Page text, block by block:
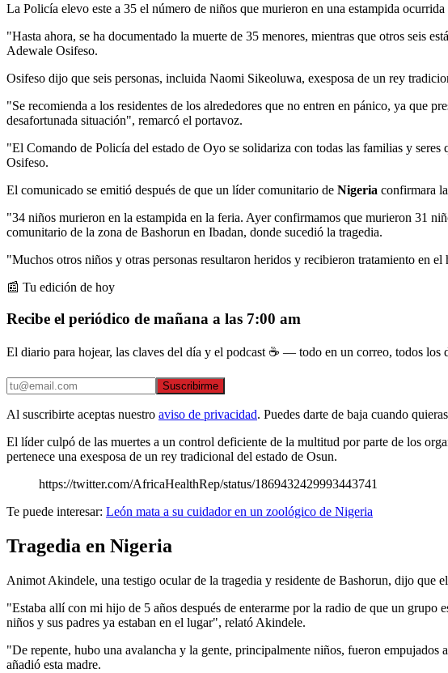
La Policía elevo este a 35 el número de niños que murieron en una estampida
"Hasta ahora, se ha documentado la muerte de 35 menores, mientras que otros seis
Adewale Osifeso.
Osifeso dijo que seis personas, incluida Naomi Sikeoluwa, exesposa de un rey
"Se recomienda a los residentes de los alrededores que no entren en pánico, ya que
desafortunada situación", remarcó el portavoz.
"El Comando de Policía del estado de Oyo se solidariza con todas las familias y
Osifeso.
El comunicado se emitió después de que un líder comunitario de Nigeria confirmara
"34 niños murieron en la estampida en la feria. Ayer confirmamos que murieron 31
comunitario de la zona de Bashorun en Ibadan, donde sucedió la tragedia.
"Muchos otros niños y otras personas resultaron heridos y recibieron tratamiento en
📰 Tu edición de hoy
Recibe el periódico de mañana a las 7:00 am
El diario para hojear, las claves del día y el podcast ☕ — todo en un correo, todos los
Suscribirme
Al suscribirte aceptas nuestro aviso de privacidad. Puedes darte de baja cuando
El líder culpó de las muertes a un control deficiente de la multitud por parte de los
pertenece una exesposa de un rey tradicional del estado de Osun.
https://twitter.com/AfricaHealthRep/status/1869432429993443741
Te puede interesar: León mata a su cuidador en un zoológico de Nigeria
Tragedia en Nigeria
Animot Akindele, una testigo ocular de la tragedia y residente de Bashorun, dijo que
"Estaba allí con mi hijo de 5 años después de enterarme por la radio de que un
niños y sus padres ya estaban en el lugar", relató Akindele.
"De repente, hubo una avalancha y la gente, principalmente niños, fueron
añadió esta madre.